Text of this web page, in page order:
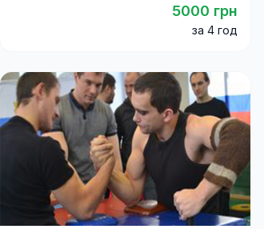
5000 грн
за 4 год